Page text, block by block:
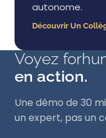
autonome.
Découvrir Un
Voyez
en action.
Une démo de 30
un expert, pas un